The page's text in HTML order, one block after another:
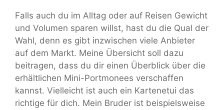
Falls auch du im Alltag oder auf Reisen Gewicht
und Volumen sparen willst, hast du die Qual der
Wahl, denn es gibt inzwischen viele Anbieter
auf dem Markt. Meine Übersicht soll dazu
beitragen, dass du dir einen Überblick über die
erhältlichen Mini-Portmonees verschaffen
kannst. Vielleicht ist auch ein Kartenetui das
richtige für dich. Mein Bruder ist beispielsweise